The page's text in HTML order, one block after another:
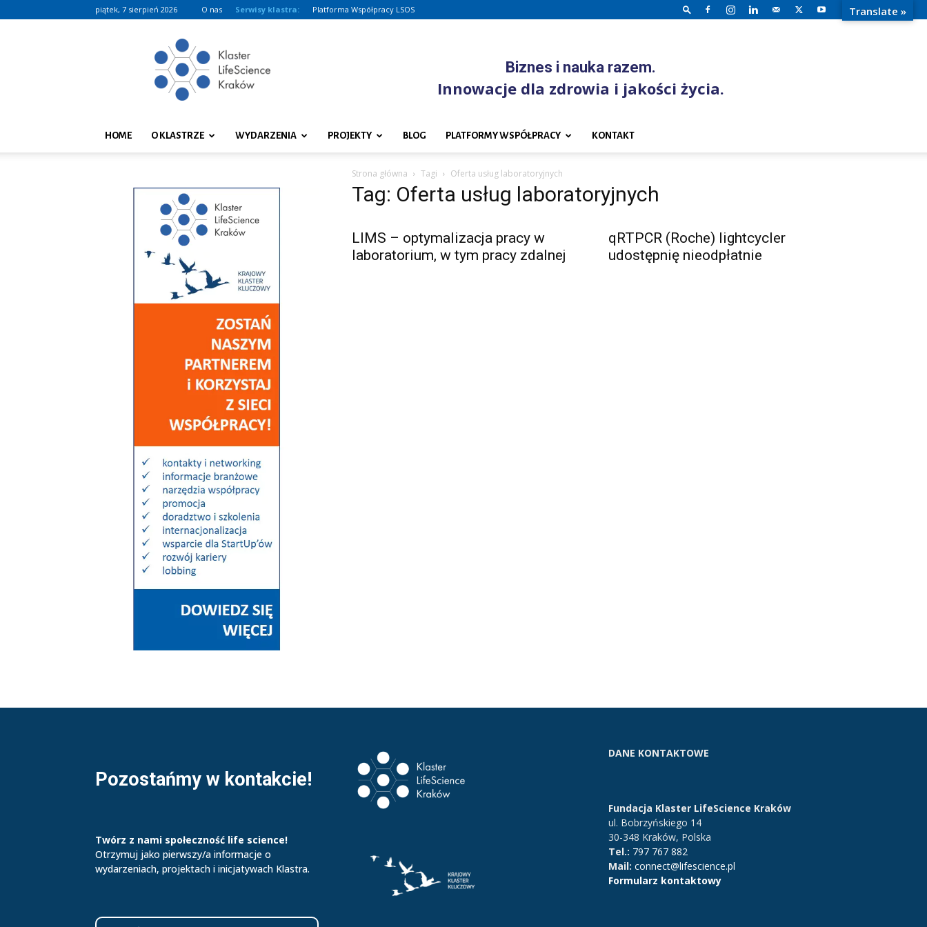
piątek, 7 sierpień 2026 O nas Serwisy klastra: Platforma Współpracy LSOS
LifeScience
Kraków
Biznes i nauka razem.
Innowacje dla zdrowia i jakości życia.
HOME O KLASTRZE WYDARZENIA PROJEKTY BLOG PLATFORMY WSPÓŁPRACY KONTAKT
Strona główna Tagi Oferta usług laboratoryjnych
Tag: Oferta usług laboratoryjnych
LIMS – optymalizacja pracy w
laboratorium, w tym pracy zdalnej
qRTPCR (Roche) lightcycler
udostępnię nieodpłatnie
Pozostańmy w kontakcie!
Twórz z nami społeczność life science!
Otrzymuj jako pierwszy/a informacje o
wydarzeniach, projektach i inicjatywach Klastra.
DANE KONTAKTOWE
Fundacja Klaster LifeScience Kraków
ul. Bobrzyńskiego 14
30-348 Kraków, Polska
Tel.: 797 767 882
Mail: connect@lifescience.pl
Formularz kontaktowy
Translate »